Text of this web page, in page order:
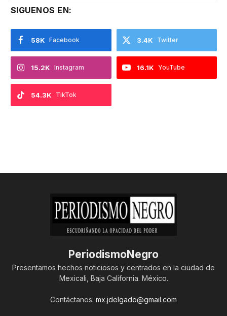
SIGUENOS EN:
Facebook
58K Twitter
3.4K
Instagram
15.2K YouTube
16.1K
TikTok
54.3K
PeriodismoNegro
Presentamos hechos noticiosos y centrados en la ciudad de
Mexicali, Baja California. México.
Contáctanos: mx.jdelgado@gmail.com